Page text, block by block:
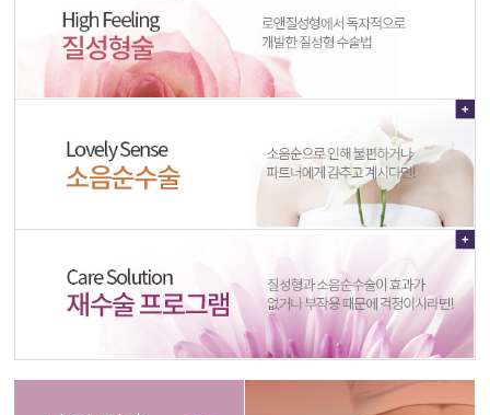
문자상담 강남점 2026-07-28